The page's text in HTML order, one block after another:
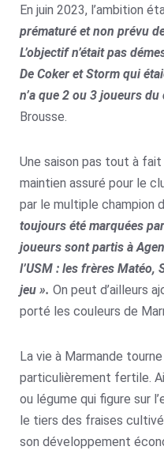
En juin 2023, l’ambition
prématuré et non prévu
L’objectif n’était pas
De Coker et Storm qui
n’a que 2 ou 3 joueurs
Brousse.
Une saison pas tout à fait
maintien assuré pour le
par le multiple champion
toujours été marquées
joueurs sont partis à
l’USM : les frères Matéo,
jeu ». On peut d’ailleurs
porté les couleurs de
La vie à Marmande
particulièrement fertile.
ou légume qui figure sur
le tiers des fraises
son développement